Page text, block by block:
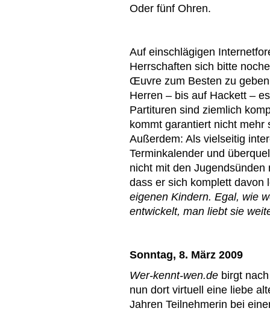
Oder fünf Ohren.
Auf einschlägigen
Herrschaften sich bitte
Œuvre zum Besten zu
Herren – bis auf Hackett –
Partituren sind ziemlich
kommt garantiert nicht mehr
Außerdem: Als vielseitig
Terminkalender und
nicht mit den
dass er sich komplett davon
eigenen Kindern. Egal, wie
entwickelt, man liebt sie
Sonntag, 8. März 2009
Wer-kennt-wen.de birgt
nun dort virtuell eine liebe
Jahren Teilnehmerin bei